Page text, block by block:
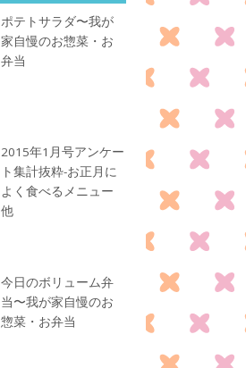
ポテトサラダ〜我が
家自慢のお惣菜・お
弁当
2015年1月号アンケー
ト集計抜粋-お正月に
よく食べるメニュー
他
今日のボリューム弁
当〜我が家自慢のお
惣菜・お弁当